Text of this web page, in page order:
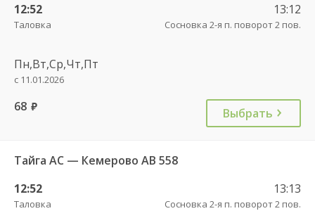
12:52
Таловка
13:12
Сосновка 2-я п. поворот 2 пов.
Пн,Вт,Ср,Чт,Пт
с 11.01.2026
68 руб. Выбрать
Тайга АС — Кемерово АВ 558
12:52
Таловка
13:13
Сосновка 2-я п. поворот 2 пов.